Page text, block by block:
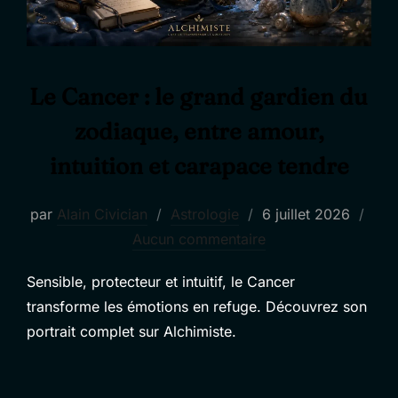
par Alain Civician Astrologie
Publié
le
6 juillet 2026
Aucun commentaire
Sensible, protecteur et intuitif, le Cancer
transforme les émotions en refuge. Découvrez son
portrait complet sur Alchimiste.